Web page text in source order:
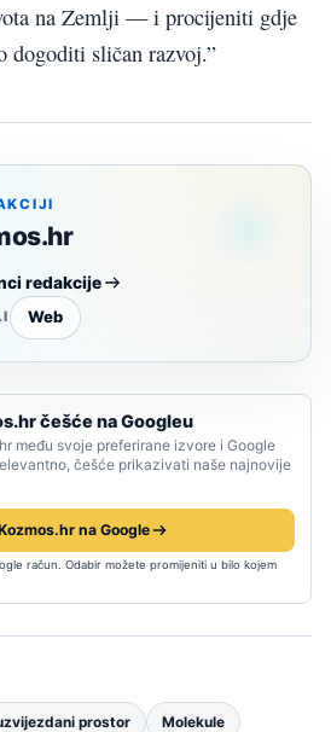
na Zemlji — i procijeniti gdje
dogoditi sličan razvoj.”
redakcije
Web
češće na Googleu
među svoje preferirane izvore i Google
češće prikazivati naše najnovije
na Google
račun. Odabir možete promijeniti u bilo kojem
prostor Molekule